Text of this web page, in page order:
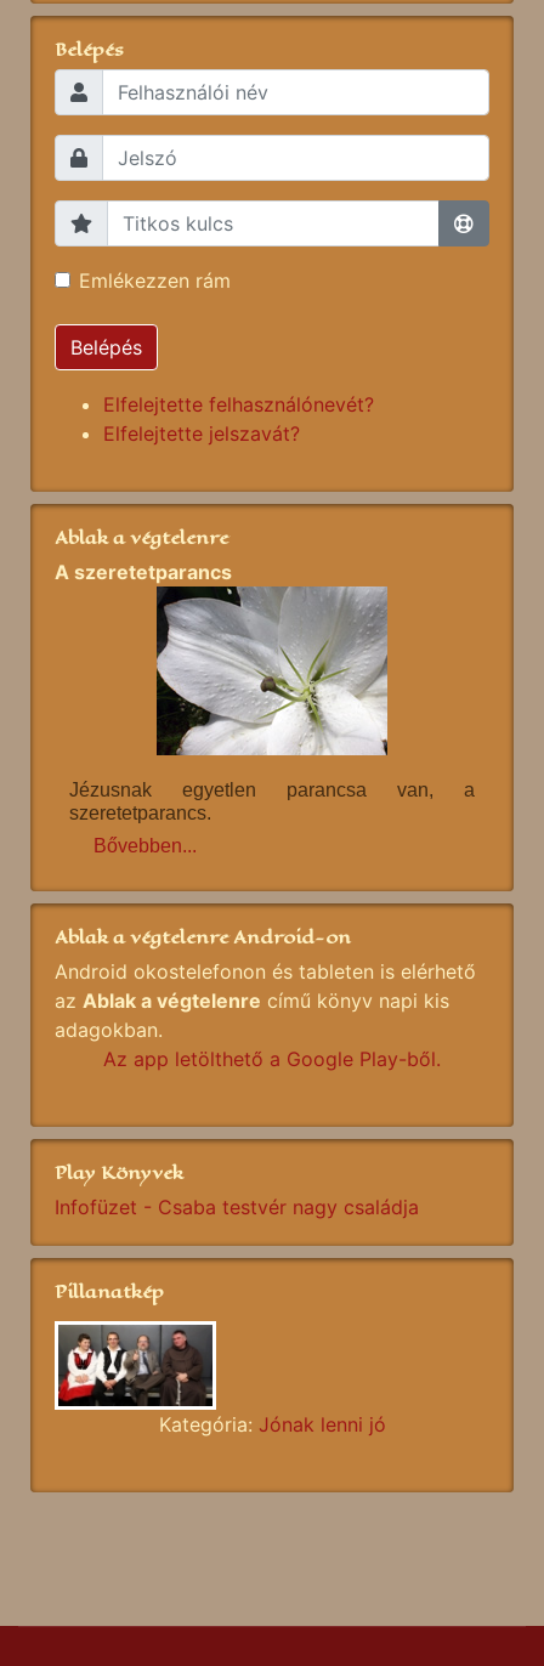
Belépés
Emlékezzen rám
Belépés
Elfelejtette felhasználónevét?
Elfelejtette jelszavát?
Ablak a végtelenre
A szeretetparancs
Jézusnak egyetlen parancsa van, a
szeretetparancs.
Bővebben...
Ablak a végtelenre Android-on
Android okostelefonon és tableten is elérhető
az Ablak a végtelenre című könyv napi kis
adagokban.
Az app letölthető a Google Play-ből.
Play Könyvek
Infofüzet - Csaba testvér nagy családja
Pillanatkép
Kategória: Jónak lenni jó